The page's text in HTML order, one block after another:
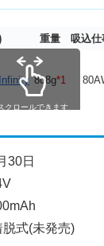
重量 吸込仕
808g*1
クロールできます
30日
式(未発売)